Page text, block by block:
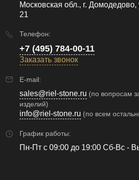
Московская обл., г.
21
Телефон:
+7 (495) 784-00-11
Заказать звонок
E-mail:
sales@riel-stone.ru (по вопросам
изделий)
info@riel-stone.ru (по всем
График работы:
Пн-Пт с 09:00 до 19:00 Сб-Вс -